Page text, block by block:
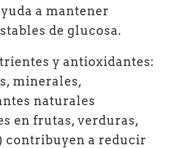
a mantener
de glucosa.
y antioxidantes:
minerales,
naturales
en frutas, verduras,
contribuyen a reducir